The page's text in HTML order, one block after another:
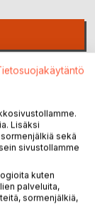
Lisäksi
sekä
sivustollamme
kuten
palveluita,
sormenjälkiä,